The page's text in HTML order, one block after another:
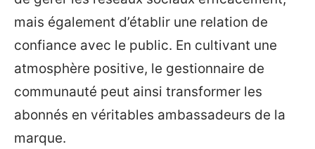
mais également d’établir une relation de
confiance avec le public. En cultivant une
atmosphère positive, le gestionnaire de
communauté peut ainsi transformer les
abonnés en véritables ambassadeurs de la
marque.